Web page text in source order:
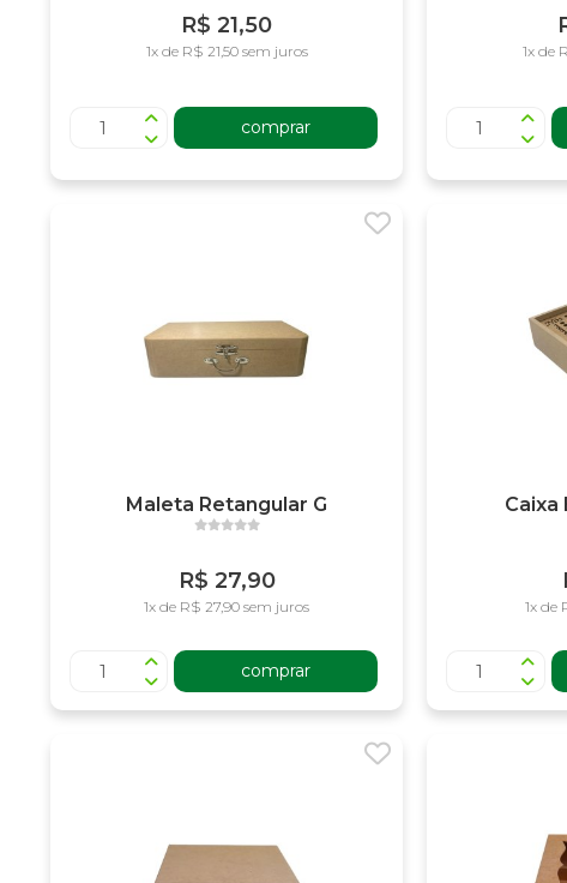
R$ 21,50
1x de R$ 21,50 sem juros
comprar
1x de
Maleta Retangular G
R$ 27,90
1x de R$ 27,90 sem juros
comprar
Caixa
1x de